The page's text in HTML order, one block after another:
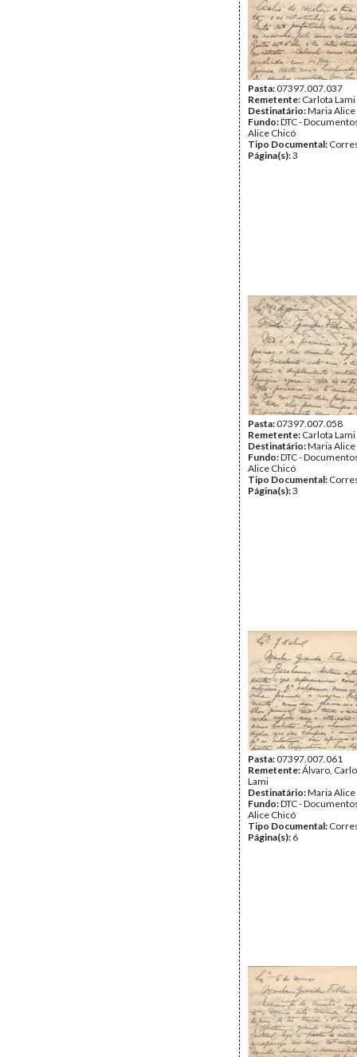
Pasta:07397.007.037
Remetente: Carlota Lami
Destinatário:Maria Alice
Fundo:DTC -
Alice Chicó
Tipo Documental:
Página(s):3
Pasta:07397.007.058
Remetente: Carlota Lami
Destinatário:Maria Alice
Fundo:DTC -
Alice Chicó
Tipo Documental:
Página(s):3
Pasta:07397.007.061
Remetente:Álvaro,
Lami
Destinatário:Maria Alice
Fundo:DTC -
Alice Chicó
Tipo Documental:
Página(s): 6